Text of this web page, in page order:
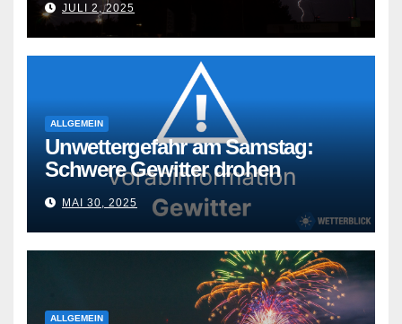
JULI 2, 2025
ALLGEMEIN
Unwettergefahr am Samstag:
Schwere Gewitter drohen
MAI 30, 2025
ALLGEMEIN